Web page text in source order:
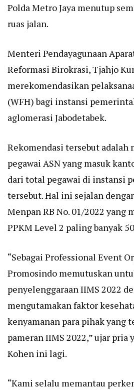
Polda Metro Jaya menutup
ruas jalan.
Menteri Pendayagunaan
Reformasi Birokrasi, Tjahjo
merekomendasikan
(WFH) bagi instansi
aglomerasi Jabodetabek.
Rekomendasi tersebut adalah
pegawai ASN yang masuk
dari total pegawai di instansi
tersebut. Hal ini sejalan
Menpan RB No. 01/2022 yang
PPKM Level 2 paling banyak
“Sebagai Professional Event
Promosindo memutuskan
penyelenggaraan IIMS 2022
mengutamakan faktor
kenyamanan para pihak yang
pameran IIMS 2022,” ujar pria
Kohen ini lagi.
“Kami selalu memantau